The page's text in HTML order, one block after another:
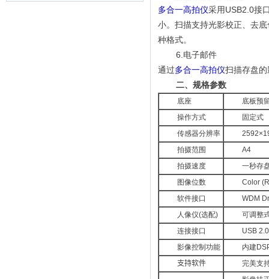
多合一高拍仪采用USB2.0接
小。扫描支持光影校正、去
种格式。
6.电子邮件
通过多合一高拍仪扫描存盘
二、规格参数
底座
底板预
操作方式
固定式
传感器分辨率
拍摄范围
A4
拍摄速度
一秒存
图像位数
Color
软件接口
WDM
人像仪(选配)
可调整
连接接口
USB
影像控制功能
内建
支持软件
完美支